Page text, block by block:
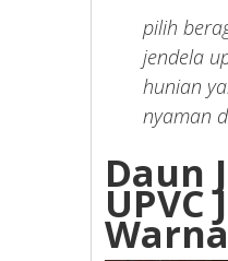
pilih
jendela
hunian
nyaman
Daun